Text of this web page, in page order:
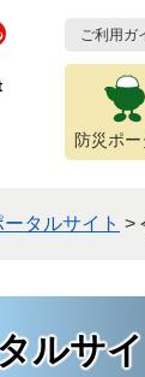
ご利用ガ
防災ポ
タルサイト >
ルサ